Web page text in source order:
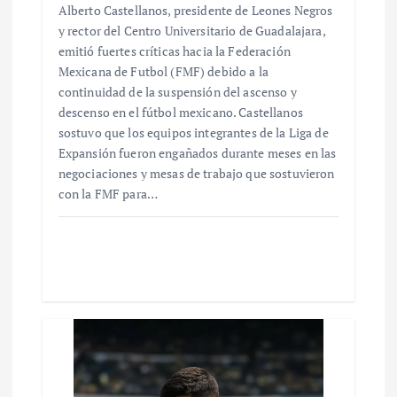
Alberto Castellanos, presidente de Leones Negros
y rector del Centro Universitario de Guadalajara,
emitió fuertes críticas hacia la Federación
Mexicana de Futbol (FMF) debido a la
continuidad de la suspensión del ascenso y
descenso en el fútbol mexicano. Castellanos
sostuvo que los equipos integrantes de la Liga de
Expansión fueron engañados durante meses en las
negociaciones y mesas de trabajo que sostuvieron
con la FMF para…